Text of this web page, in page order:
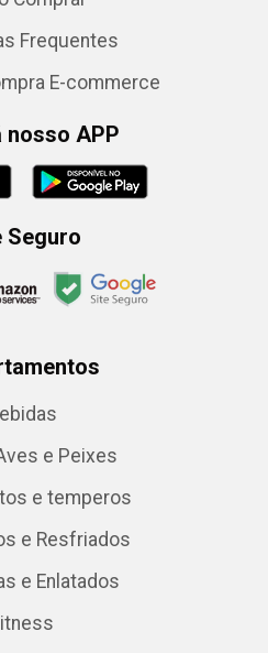
Frequentes
E-commerce
nosso APP
Seguro
e Peixes
e temperos
e Resfriados
e Enlatados